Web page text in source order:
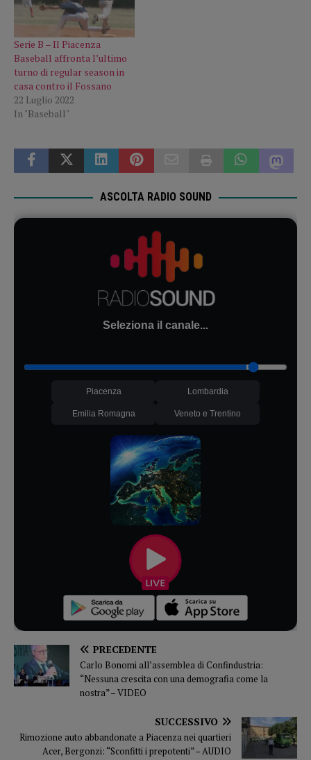
Serie B – Il Piacenza
Baseball affronta l’ultimo
turno di regular season in
casa contro il Fossano
22 Luglio 2022
In "Baseball"
ASCOLTA RADIO SOUND
Seleziona il canale...
Piacenza Lombardia
Emilia Romagna Veneto e Trentino
PRECEDENTE
Carlo Bonomi all’assemblea di Confindustria:
“Nessuna crescita con una demografia come la
nostra” – VIDEO
SUCCESSIVO
Rimozione auto abbandonate a Piacenza nei quartieri
Acer, Bergonzi: “Sconfitti i prepotenti” – AUDIO